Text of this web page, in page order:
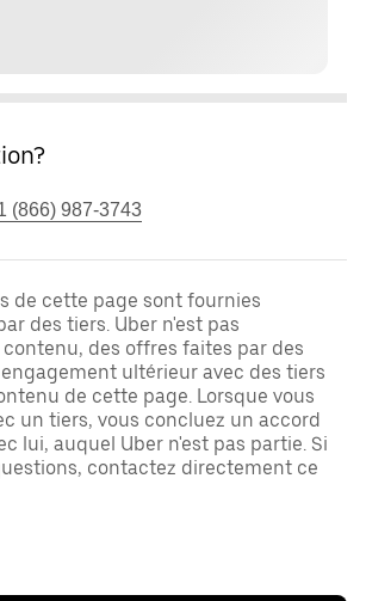
(866) 987-3743
de cette page sont fournies
des tiers. Uber n'est pas
des offres faites par des
ultérieur avec des tiers
de cette page. Lorsque vous
un tiers, vous concluez un accord
lui, auquel Uber n'est pas partie. Si
contactez directement ce